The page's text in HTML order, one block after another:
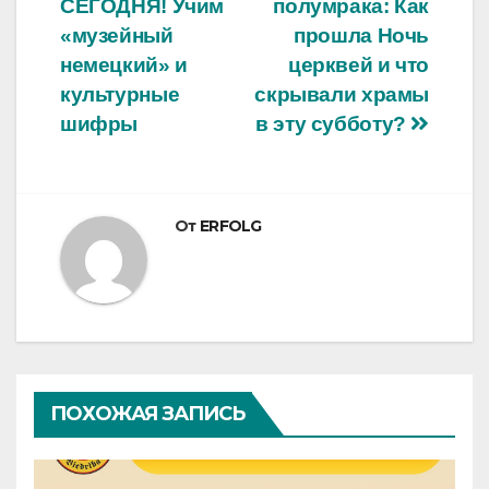
по
записям
полумрака: Как
прошла Ночь
церквей и что
скрывали храмы
в эту субботу?
СЕГОДНЯ! Учим
«музейный
немецкий» и
культурные
шифры
От ERFOLG
ПОХОЖАЯ ЗАПИСЬ